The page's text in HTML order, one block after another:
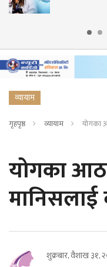
व्यायाम
गृहपृष्ठ व्यायाम योगका
योगका
मानिसलाई
शुक्रबार, वैशाख ३१,